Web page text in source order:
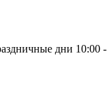
дни 10:00 -